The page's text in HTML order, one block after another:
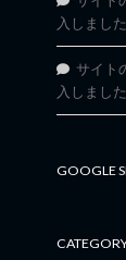
入しました
サイト
入しました
GOOGLE